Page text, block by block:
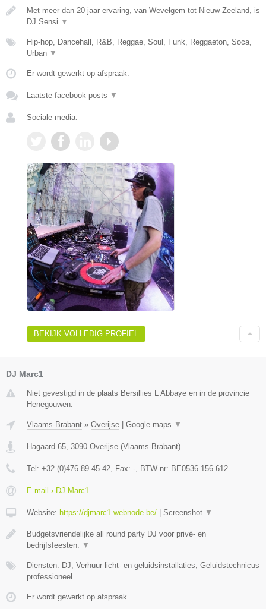
Met meer dan 20 jaar ervaring, van Wevelgem tot Nieuw-Zeeland, is
DJ Sensi ▼
Hip-hop, Dancehall, R&B, Reggae, Soul, Funk, Reggaeton, Soca,
Urban ▼
Er wordt gewerkt op afspraak.
Laatste facebook posts ▼
Sociale media:
BEKIJK VOLLEDIG PROFIEL
DJ Marc1
Niet gevestigd in de plaats Bersillies L Abbaye en in de provincie
Henegouwen.
Vlaams-Brabant » Overijse | Google maps ▼
Hagaard 65 3090 Overijse (Vlaams-Brabant)
Tel: +32 (0)476 89 45 42 , Fax: - , BTW-nr: BE0536.156.612
E-mail › DJ Marc1
Website: https://djmarc1.webnode.be/ | Screenshot ▼
Budgetsvriendelijke all round party DJ voor privé- en
bedrijfsfeesten.
▼
Diensten: DJ, Verhuur licht- en geluidsinstallaties, Geluidstechnicus
professioneel
Er wordt gewerkt op afspraak.